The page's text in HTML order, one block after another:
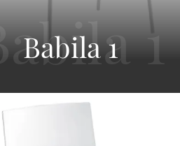
Babila 1